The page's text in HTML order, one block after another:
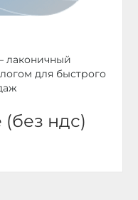
лаконичный
для быстрого
(без ндс)